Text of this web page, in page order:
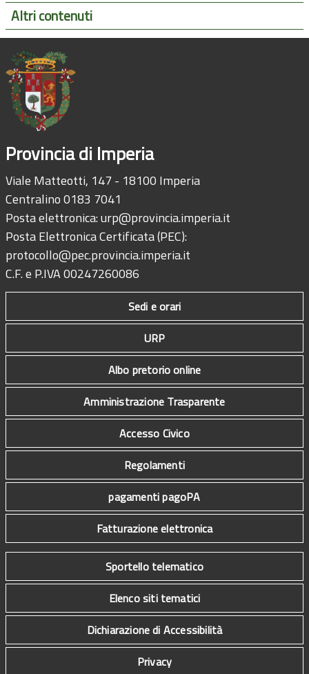
Altri contenuti
Provincia di Imperia
Viale Matteotti, 147 - 18100 Imperia
Centralino 0183 7041
Posta elettronica:urp@provincia.imperia.it
Posta Elettronica Certificata (PEC):
protocollo@pec.provincia.imperia.it
C.F. e P.IVA 00247260086
Sedi e orari
URP
Albo pretorio online
Amministrazione Trasparente
Accesso Civico
Regolamenti
pagamenti pagoPA
Fatturazione elettronica
Sportello telematico
Elenco siti tematici
Dichiarazione di Accessibilità
Privacy